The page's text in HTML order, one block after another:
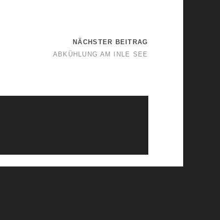
NÄCHSTER BEITRAG
ABKÜHLUNG AM INLE SEE